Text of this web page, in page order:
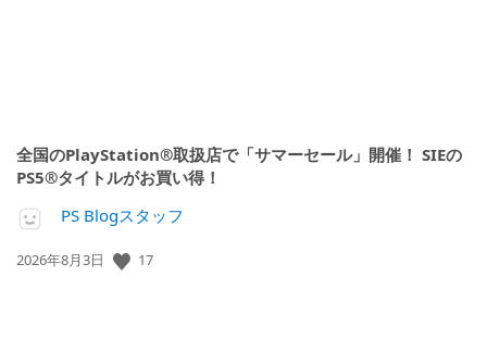
全国のPlayStation®取扱店で「サマーセール」開催！ SIEの
PS5®タイトルがお買い得！
PS Blogスタッフ
公
2026年8月3日 17